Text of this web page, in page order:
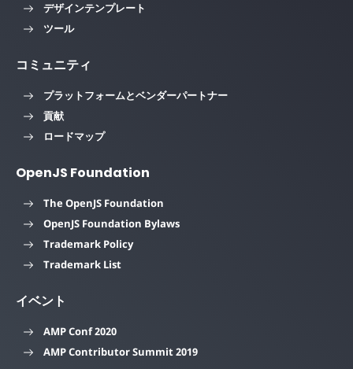
デザインテンプレート
ツール
コミュニティ
プラットフォームとベンダーパートナー
貢献
ロードマップ
OpenJS Foundation
The OpenJS Foundation
OpenJS Foundation Bylaws
Trademark Policy
Trademark List
イベント
AMP Conf 2020
AMP Contributor Summit 2019